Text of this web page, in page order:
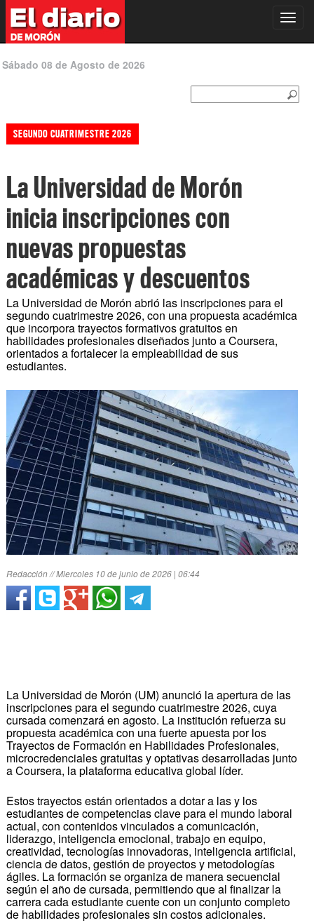
Sábado 08 de Agosto de 2026
SEGUNDO CUATRIMESTRE 2026
La Universidad de Morón
inicia inscripciones con
nuevas propuestas
académicas y descuentos
La Universidad de Morón abrió las inscripciones para el
segundo cuatrimestre 2026, con una propuesta académica
que incorpora trayectos formativos gratuitos en
habilidades profesionales diseñados junto a Coursera,
orientados a fortalecer la empleabilidad de sus
estudiantes.
Redacción // Miercoles 10 de junio de 2026 | 06:44
La Universidad de Morón (UM) anunció la apertura de las
inscripciones para el segundo cuatrimestre 2026, cuya
cursada comenzará en agosto. La institución refuerza su
propuesta académica con una fuerte apuesta por los
Trayectos de Formación en Habilidades Profesionales,
microcredenciales gratuitas y optativas desarrolladas junto
a Coursera, la plataforma educativa global líder.
Estos trayectos están orientados a dotar a las y los
estudiantes de competencias clave para el mundo laboral
actual, con contenidos vinculados a comunicación,
liderazgo, inteligencia emocional, trabajo en equipo,
creatividad, tecnologías innovadoras, inteligencia artificial,
ciencia de datos, gestión de proyectos y metodologías
ágiles. La formación se organiza de manera secuencial
según el año de cursada, permitiendo que al finalizar la
carrera cada estudiante cuente con un conjunto completo
de habilidades profesionales sin costos adicionales.